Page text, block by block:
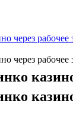
через рабочее
через рабочее